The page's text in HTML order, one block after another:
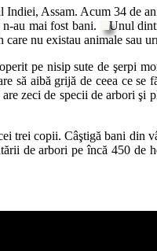
Assam. Acum 34 de
au mai fost bani.
Unul
nu existau animale sau
pe nisip sute de şerpi
să aibă grijă de ceea ce
zeci de specii de arbori
trei copii. Câştigă bani din
de arbori pe încă 450